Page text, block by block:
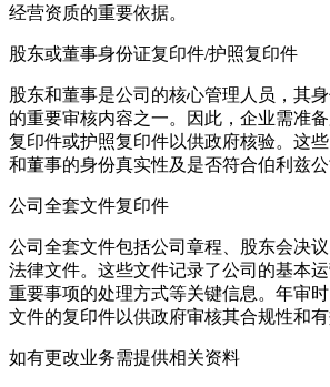
经营资质的重要依据。
股东或董事身份证复印件/护照复印件
股东和董事是公司的核心管理人员，其
的重要审核内容之一。因此，企业需准
复印件或护照复印件以供政府核验。这
和董事的身份真实性及是否符合伯利兹公
公司全套文件复印件
公司全套文件包括公司章程、股东会决
法律文件。这些文件记录了公司的基本
重要事项的处理方式等关键信息。年审
文件的复印件以供政府审核其合规性和有
如有更改业务需提供相关资料